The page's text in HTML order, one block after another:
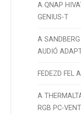
A QNAP
GENIUS-T
A
AUDIÓ
FEDEZD FEL
A
RGB PC-